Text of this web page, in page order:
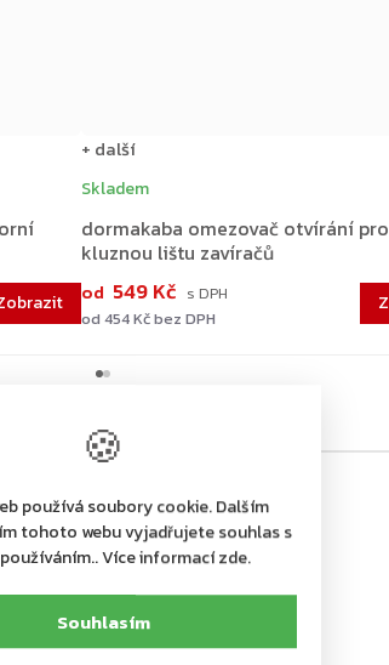
🍪
používá soubory cookie. Dalším
tohoto webu vyjadřujete souhlas s
Více informací zde.
Souhlasím
dormakaba omezovač otvírání pro
kluznou lištu zavíračů
Skladem
od 454 Kč bez DPH
od 549 Kč
+ další